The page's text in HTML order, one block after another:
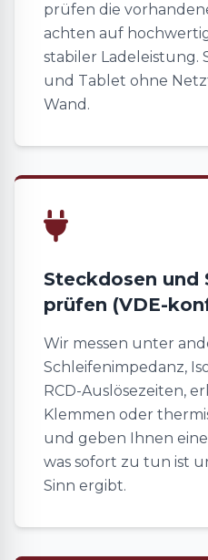
prüfen die
achten auf
stabiler Ladeleistung.
und Tablet ohne
Wand.
Steckdosen und
prüfen (VDE-
Wir messen unter
Schleifenimpedanz,
RCD-Auslösezeiten,
Klemmen oder
und geben Ihnen
was sofort zu tun ist
Sinn ergibt.